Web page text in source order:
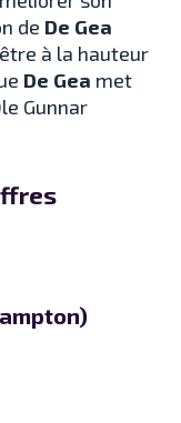
de De Gea
à la hauteur
De Gea met
Gunnar